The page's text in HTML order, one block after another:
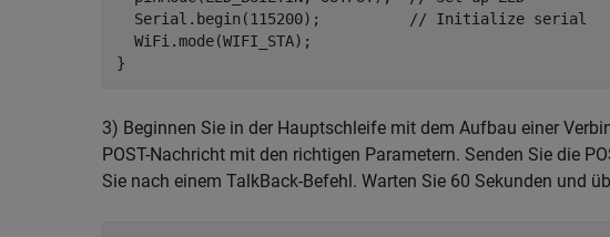
  Serial.begin(115200);          // Initialize serial
  WiFi.mode(WIFI_STA);
3) Beginnen Sie in der Hauptschleife mit dem Aufbau einer
POST-Nachricht mit den richtigen Parametern. Senden Sie die
Sie nach einem TalkBack-Befehl. Warten Sie 60 Sekunden und